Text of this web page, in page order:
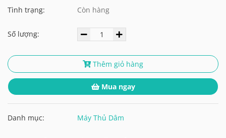
Tình trạng: Còn hàng
Số lượng:
Thêm giỏ hàng
Mua ngay
Danh mục: Máy Thủ Dâm